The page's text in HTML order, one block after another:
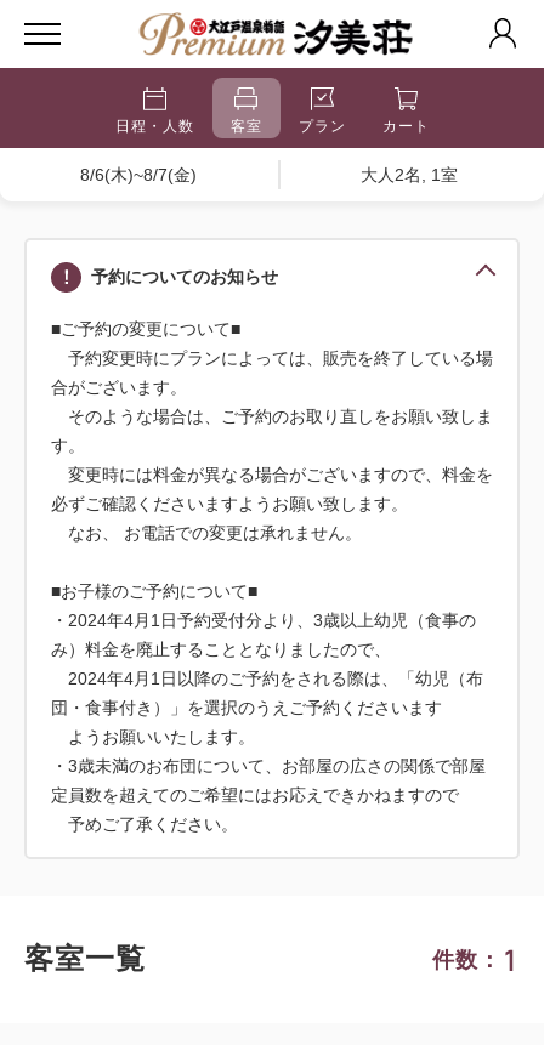
日程・人数 客室 プラン カート
8/6(木)~8/7(金) 大人2名, 1室
予約についてのお知らせ
■ご予約の変更について■
予約変更時にプランによっては、販売を終了している場
合がございます。
そのような場合は、ご予約のお取り直しをお願い致しま
す。
変更時には料金が異なる場合がございますので、料金を
必ずご確認くださいますようお願い致します。
なお、 お電話での変更は承れません。
■お子様のご予約について■
・2024年4月1日予約受付分より、3歳以上幼児（食事の
み）料金を廃止することとなりましたので、
2024年4月1日以降のご予約をされる際は、「幼児（布
団・食事付き）」を選択のうえご予約くださいます
ようお願いいたします。
・3歳未満のお布団について、お部屋の広さの関係で部屋
定員数を超えてのご希望にはお応えできかねますので
予めご了承ください。
客室一覧 件数： 1